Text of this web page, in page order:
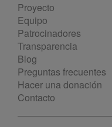
Proyecto
Equipo
Patrocinadores
Transparencia
Blog
Preguntas frecuentes
Hacer una donación
Contacto